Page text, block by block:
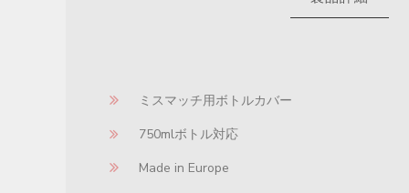
ミスマッチ用ボトルカバー
750mlボトル対応
Made in Europe